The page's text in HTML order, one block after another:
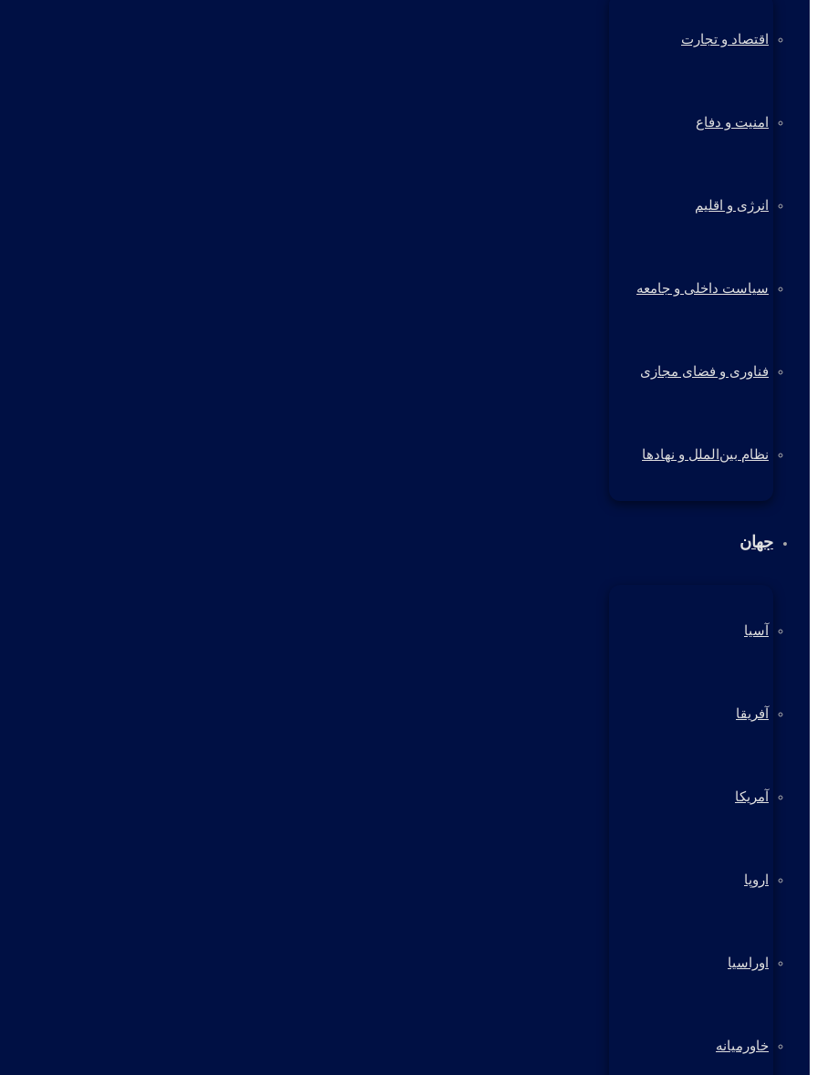
اقتصاد و تجارت
امنیت و دفاع
انرژی و اقلیم
سیاست داخلی و جامعه
فناوری و فضای مجازی
نظام بین‌الملل و نهادها
جهان
آسیا
آفریقا
آمریکا
اروپا
اوراسیا
خاورمیانه